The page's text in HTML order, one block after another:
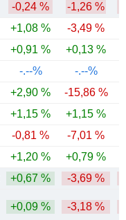
-0,24 % -1,26 %
+1,08 % -3,49 %
+0,91 % +0,13 %
-.--%
-.--%
+2,90 % -15,86 %
+1,15 % +1,15 %
-0,81 % -7,01 %
+1,20 % +0,79 %
+0,67 % -3,69 %
+0,09 % -3,18 %